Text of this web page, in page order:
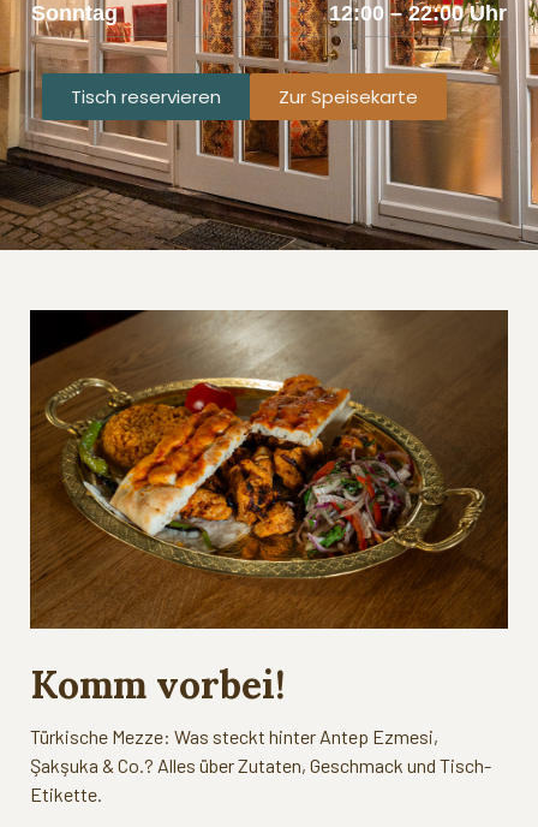
Sonntag
12:00 – 22:00 Uhr
Tisch reservieren Zur Speisekarte
Komm vorbei!
Türkische Mezze: Was steckt hinter Antep Ezmesi,
Şakşuka & Co.? Alles über Zutaten, Geschmack und Tisch-
Etikette.